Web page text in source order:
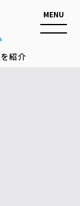
を紹介